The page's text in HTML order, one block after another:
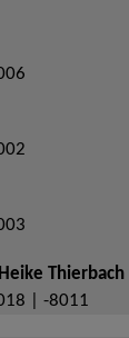
Thierbach
| -8011